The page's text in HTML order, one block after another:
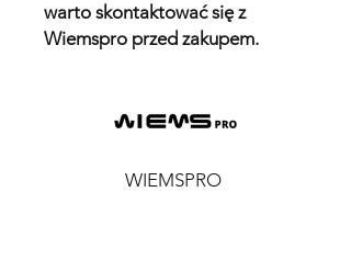
warto skontaktować się z
Wiemspro przed zakupem.
WIEMSPRO